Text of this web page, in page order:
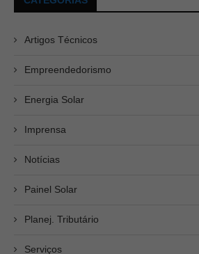
Artigos Técnicos
Empreendedorismo
Energia Solar
Imprensa
Notícias
Painel Solar
Planej. Tributário
Serviços